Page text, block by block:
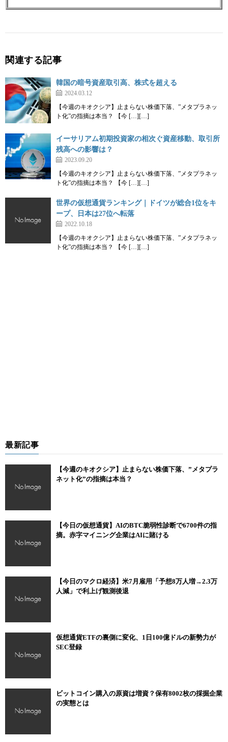
関連する記事
韓国の暗号資産取引高、株式を超える
2024.03.12
【今週のキオクシア】止まらない株価下落、”メタプラネッ
ト化”の指摘は本当？ 【今 […][…]
イーサリアム初期投資家の相次ぐ資産移動、取引所
残高への影響は？
2023.09.20
【今週のキオクシア】止まらない株価下落、”メタプラネッ
ト化”の指摘は本当？ 【今 […][…]
世界の仮想通貨ランキング｜ドイツが総合1位をキ
ープ、日本は27位へ転落
2022.10.18
【今週のキオクシア】止まらない株価下落、”メタプラネッ
ト化”の指摘は本当？ 【今 […][…]
最新記事
【今週のキオクシア】止まらない株価下落、”メタプラ
ネット化”の指摘は本当？
【今日の仮想通貨】AIのBTC脆弱性診断で6700件の指
摘。赤字マイニング企業はAIに賭ける
【今日のマクロ経済】米7月雇用「予想8万人増→2.3万
人減」で利上げ観測後退
仮想通貨ETFの裏側に変化、1日100億ドルの新勢力が
SEC登録
ビットコイン購入の原資は増資？保有8002枚の採掘企業
の実態とは